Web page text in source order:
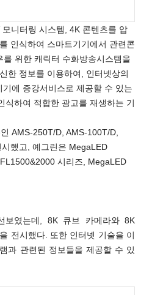
니터링 시스템, 4K 콘텐츠를 압
인식하여 스마트기기에서 관련콘
위한 캐릭터 수화방송시스템을
한 정보를 이용하여, 인터넷상의
에 증강서비스로 제공할 수 있는
식하여 적합한 광고를 재생하는 기
AMS-250T/D, AMS-100T/D,
했고, 예그린은 MegaLED
시리즈, MegaLED
보였는데, 8K 큐브 카메라와 8K
전시했다. 또한 인터넷 기술을 이
과 관련된 정보들을 제공할 수 있